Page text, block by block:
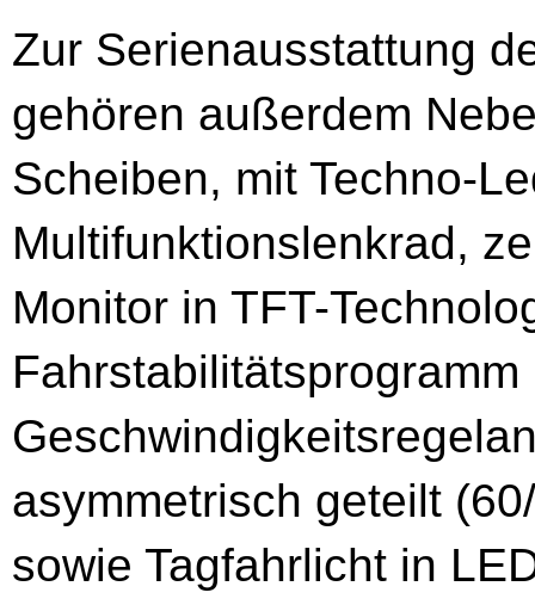
Zur Serienausstattung
gehören außerdem
Scheiben, mit Techno-
Multifunktionslenkrad,
Monitor in TFT-
asymmetrisch geteilt
sowie Tagfahr­licht in